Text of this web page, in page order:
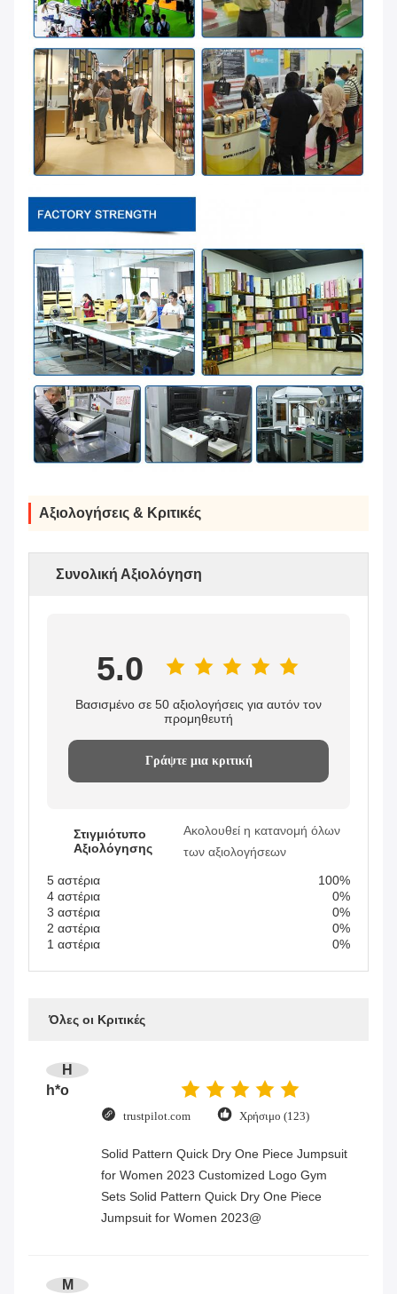
Αξιολογήσεις & Κριτικές
Συνολική Αξιολόγηση
5.0
Βασισμένο σε 50 αξιολογήσεις για αυτόν τον
προμηθευτή
Γράψτε μια κριτική
Στιγμιότυπο
Αξιολόγησης
Ακολουθεί η κατανομή όλων
των αξιολογήσεων
5 αστέρια
100%
4 αστέρια
0%
3 αστέρια
0%
2 αστέρια
0%
1 αστέρια
0%
Όλες οι Κριτικές
H
h*o
trustpilot.com Χρήσιμο (123)
Solid Pattern Quick Dry One Piece Jumpsuit
for Women 2023 Customized Logo Gym
Sets Solid Pattern Quick Dry One Piece
Jumpsuit for Women 2023@
M